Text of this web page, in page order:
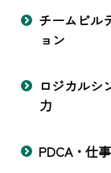
チームビル
ョン
ロジカルシ
力
PDCA・仕